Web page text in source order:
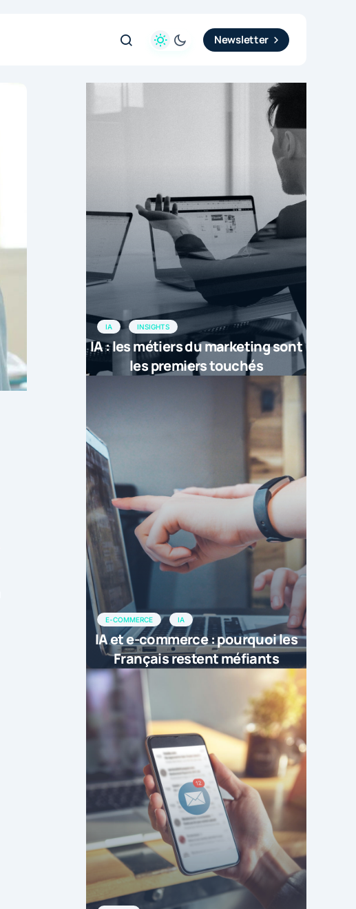
Newsletter
IA INSIGHTS
IA : les métiers du marketing sont
les premiers touchés
E-COMMERCE IA
IA et e-commerce : pourquoi les
Français restent méfiants